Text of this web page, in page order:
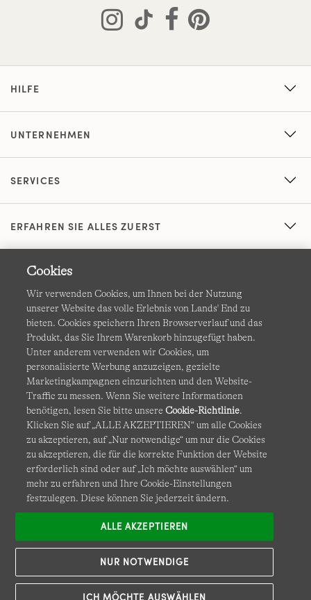
HILFE
UNTERNEHMEN
SERVICES
ERFAHREN SIE ALLES ZUERST
AGB Datenschutz & Sicherheit
Cookies Ich möchte auswählen Barrierefreiheit
Site Map Internationale Websites
Diese Website ist durch reCAPTCHA geschützt. Es gelten die
Datenschutzerklärung undNutzungsbedingungenvon
Google.
Cookies
Wir verwenden Cookies, um Ihnen bei der Nutzung
unserer Website das volle Erlebnis von Lands' End zu
bieten. Cookies speichern Ihren Browserverlauf und das
Produkt, das Sie Ihrem Warenkorb hinzugefügt haben.
Unter anderem verwenden wir Cookies, um
personalisierte Werbung anzuzeigen, gezielte
Marketingkampagnen einzurichten und den Website-
Traffic zu messen. Wenn Sie weitere Informationen
benötigen, lesen Sie bitte unsereCookie-Richtlinie.
Klicken Sie auf „ALLE AKZEPTIEREN“ um alle Cookies
zu akzeptieren, auf „Nur notwendige“ um nur die Cookies
zu akzeptieren, die für die korrekte Funktion der Website
erforderlich sind oder auf „Ich möchte auswählen“ um
mehr zu erfahren und Ihre Cookie-Einstellungen
festzulegen. Diese können Sie jederzeit ändern.
ICH MÖCHTE AUSWÄHLEN
NUR NOTWENDIGE
ALLE AKZEPTIEREN